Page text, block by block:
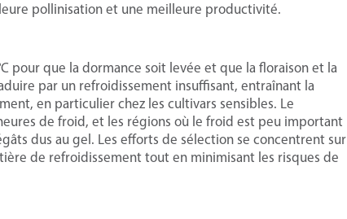
pollinisation et une meilleure productivité.
pour que la dormance soit levée et que la floraison et la
par un refroidissement insuffisant, entraînant la
en particulier chez les cultivars sensibles. Le
de froid, et les régions où le froid est peu important
dus au gel. Les efforts de sélection se concentrent sur
de refroidissement tout en minimisant les risques de